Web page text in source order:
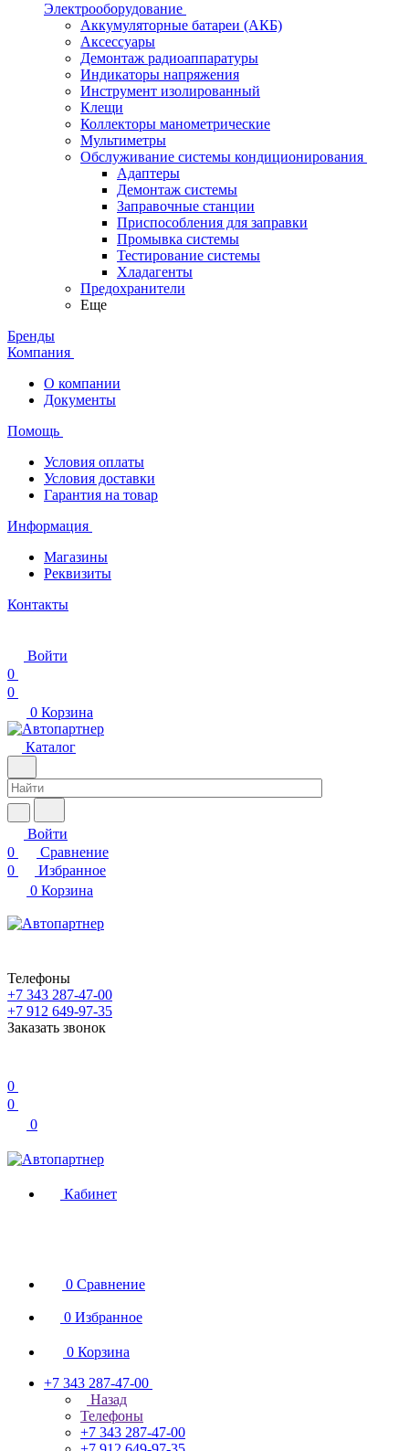
Электрооборудование
Аккумуляторные батареи (АКБ)
Аксессуары
Демонтаж радиоаппаратуры
Индикаторы напряжения
Инструмент изолированный
Клещи
Коллекторы манометрические
Мультиметры
Обслуживание системы кондиционирования
Адаптеры
Демонтаж системы
Заправочные станции
Приспособления для заправки
Промывка системы
Тестирование системы
Хладагенты
Предохранители
Еще
Бренды
Компания
О компании
Документы
Помощь
Условия оплаты
Условия доставки
Гарантия на товар
Информация
Магазины
Реквизиты
Контакты
Войти
0
0
0 Корзина
Каталог
Войти
0
Сравнение
0
Избранное
0 Корзина
Телефоны
+7 343 287-47-00
+7 912 649-97-35
Заказать звонок
0
0
0
Кабинет
0 Сравнение
0 Избранное
0 Корзина
+7 343 287-47-00
Назад
Телефоны
+7 343 287-47-00